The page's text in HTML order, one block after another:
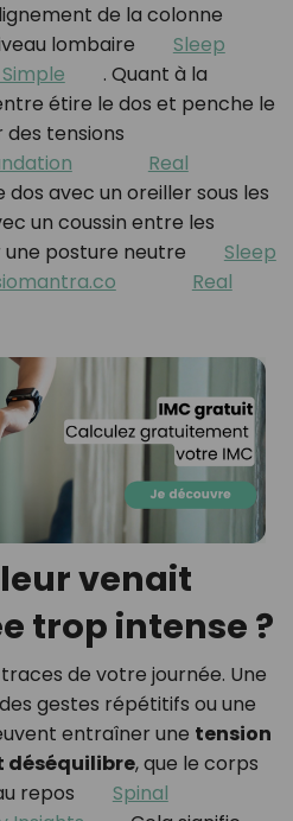
de la colonne
lombaire
Sleep
. Quant à la
étire le dos et penche le
tensions
Real
dos avec un oreiller sous les
un coussin entre les
posture neutre
Sleep
Real
venait
trop intense ?
de votre journée. Une
gestes répétitifs ou une
entraîner une tension
déséquilibre, que le corps
repos
Spinal